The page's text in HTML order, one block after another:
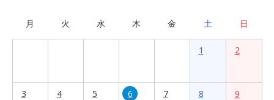
月 火 水 木 金 土 日
1 2
3 4 5 6 7 8 9